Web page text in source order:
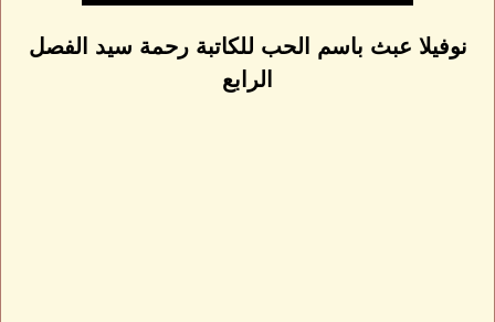
نوفيلا عبث باسم الحب للكاتبة رحمة سيد الفصل
الرابع